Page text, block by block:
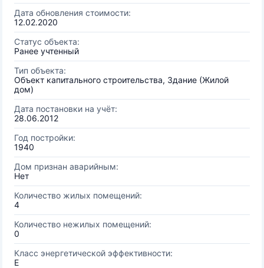
Дата обновления стоимости:
12.02.2020
Статус объекта:
Ранее учтенный
Тип объекта:
Объект капитального строительства, Здание (Жилой
дом)
Дата постановки на учёт:
28.06.2012
Год постройки:
1940
Дом признан аварийным:
Нет
Количество жилых помещений:
4
Количество нежилых помещений:
0
Класс энергетической эффективности:
E